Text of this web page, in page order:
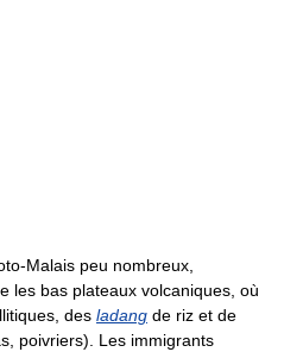
Malais peu nombreux,
les bas plateaux volcaniques, où
des ladang de riz et de
poivriers). Les immigrants